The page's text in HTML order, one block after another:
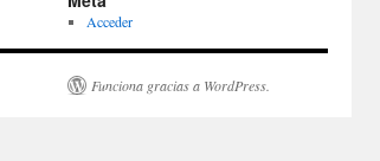
Acceder
Funciona gracias a WordPress.